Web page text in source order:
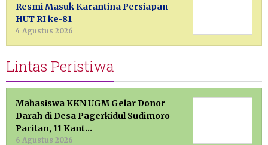
Resmi Masuk Karantina Persiapan
HUT RI ke-81
4 Agustus 2026
Lintas Peristiwa
Mahasiswa KKN UGM Gelar Donor
Darah di Desa Pagerkidul Sudimoro
Pacitan, 11 Kant…
6 Agustus 2026